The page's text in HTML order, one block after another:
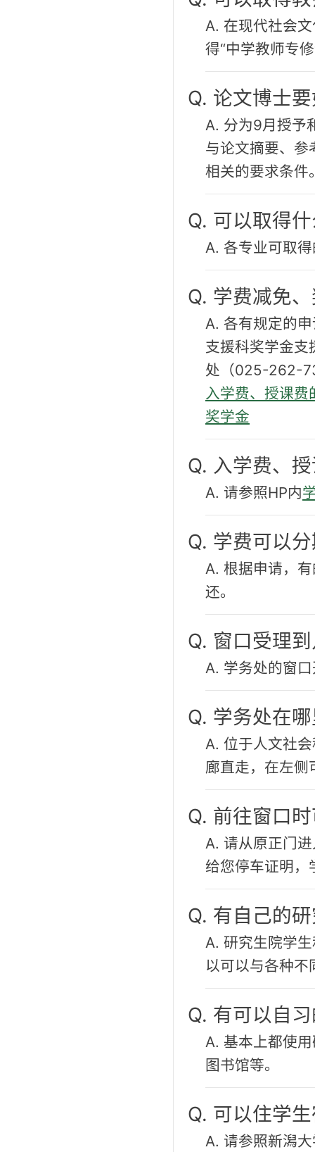
A. 在现代社会
得“中学教师专
Q. 论文博士
A. 分为9月授予
与论文摘要、参
相关的要求条件
Q. 可以取得
A. 各专业可取
Q. 学费减免
A. 各有规定的
支援科奖学金支
处（025-262-
入学费、授课费
奖学金
Q. 入学费、
A. 请参照HP内
Q. 学费可以
A. 根据申请，
还。
Q. 窗口受理
A. 学务处的窗
Q. 学务处在
A. 位于人文社
廊直走，在左侧
Q. 前往窗口
A. 请从原正门
给您停车证明，
Q. 有自己的
A. 研究生院学
以可以与各种不
Q. 有可以自
A. 基本上都使
图书馆等。
Q. 可以住学
A. 请参照新潟大